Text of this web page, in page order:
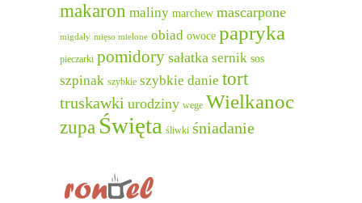
makaron maliny marchew mascarpone
migdały mięso mielone obiad owoce papryka
pieczarki pomidory sałatka sernik sos
szpinak szybkie szybkie danie tort
truskawki urodziny wege Wielkanoc
zupa Święta śliwki śniadanie